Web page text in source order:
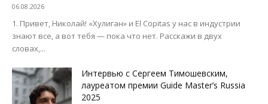
06.08.2026
1. Привет, Николай! «Хулиган» и El Copitas у нас в индустрии
знают все, а вот тебя — пока что нет. Расскажи в двух
словах,...
Интервью с Сергеем Тимошевским,
лауреатом премии Guide Master’s Russia
2025